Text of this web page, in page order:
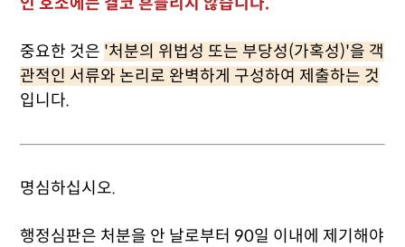
중요한 것은 '처분의 위법성 또는 부당성(가혹성)'을 객
관적인 서류와 논리로 완벽하게 구성하여 제출하는 것
입니다.
명심하십시오.
행정심판은 처분을 안 날로부터 90일 이내에 제기해야